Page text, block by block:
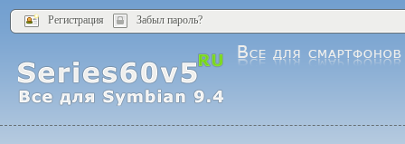
Регистрация Забыл пароль?